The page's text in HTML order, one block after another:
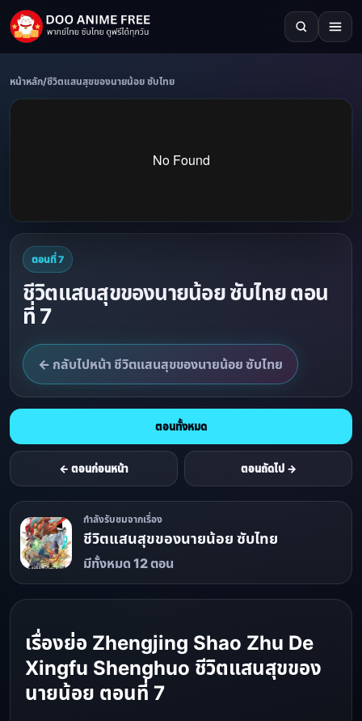
หน้าหลัก/ชีวิตแสนสุขของนายน้อย ซับไทย
ตอนที่ 7
ชีวิตแสนสุขของนายน้อย ซับไทย ตอน
ที่ 7
← กลับไปหน้า ชีวิตแสนสุขของนายน้อย ซับไทย
← ตอนก่อนหน้า
ตอนทั้งหมด
ตอนถัดไป →
กำลังรับชมจากเรื่อง
ชีวิตแสนสุขของนายน้อย ซับไทย
มีทั้งหมด 12 ตอน
เรื่องย่อ Zhengjing Shao Zhu De
Xingfu Shenghuo ชีวิตแสนสุขของ
นายน้อย ตอนที่ 7